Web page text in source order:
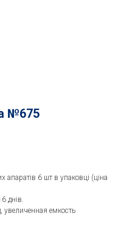
№675
апаратів 6 шт в упаковці (ціна
днів.
увеличенная емкость